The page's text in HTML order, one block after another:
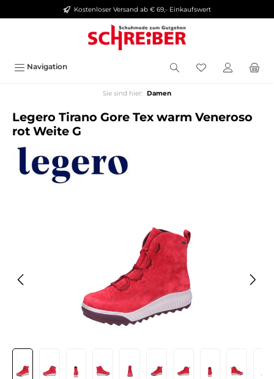
springen Kostenloser Versand ab € 69,- Einkaufswert
Navigation
Sie sind hier: Damen
Legero Tirano Gore Tex warm Veneroso
rot Weite G